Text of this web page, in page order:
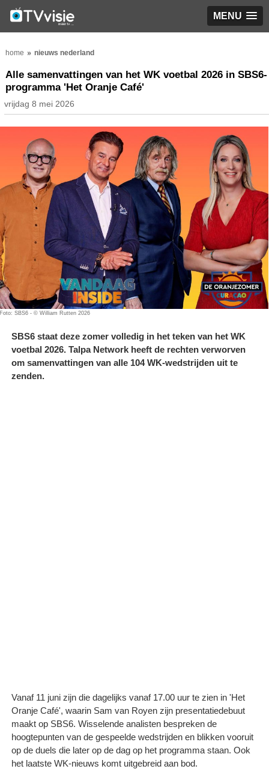
MENU
home nieuws nederland
Alle samenvattingen van het WK voetbal 2026 in SBS6-
programma 'Het Oranje Café'
vrijdag 8 mei 2026
Foto: SBS6 - © William Rutten 2026
SBS6 staat deze zomer volledig in het teken van het WK
voetbal 2026. Talpa Network heeft de rechten verworven
om samenvattingen van alle 104 WK-wedstrijden uit te
zenden.
Vanaf 11 juni zijn die dagelijks vanaf 17.00 uur te zien in 'Het
Oranje Café', waarin Sam van Royen zijn presentatiedebuut
maakt op SBS6. Wisselende analisten bespreken de
hoogtepunten van de gespeelde wedstrijden en blikken vooruit
op de duels die later op de dag op het programma staan. Ook
het laatste WK-nieuws komt uitgebreid aan bod.